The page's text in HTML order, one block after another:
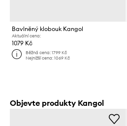
Bavlněný klobouk Kangol
Aktuální cena:
1079 Kč
Běžná cena:1799 Kč
Nejnižší cena:1069 Kč
Objevte produkty Kangol